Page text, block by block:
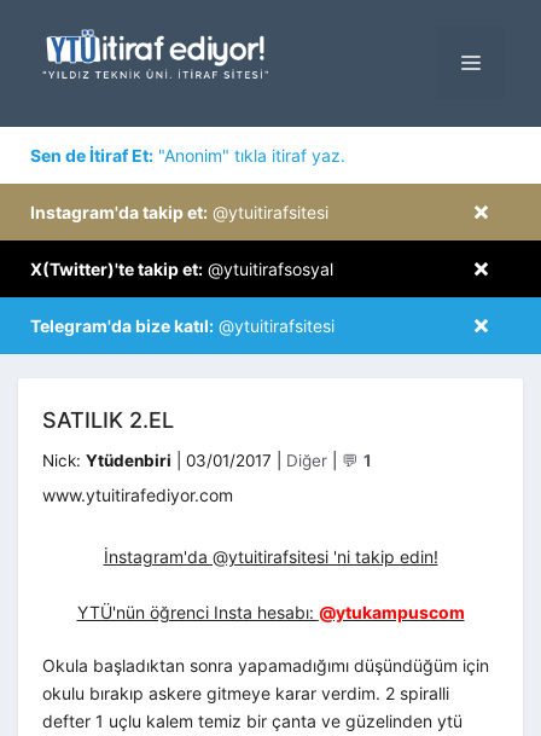
MENÜ
Sen de İtiraf Et: "Anonim" tıkla itiraf yaz.
×
Instagram'da takip et: @ytuitirafsitesi
×
X(Twitter)'te takip et: @ytuitirafsosyal
×
Telegram'da bize katıl: @ytuitirafsitesi
SATILIK 2.EL
Nick: Ytüdenbiri 03/01/2017 Kategoriler
Diğer 💬 1
www.ytuitirafediyor.com
İnstagram'da @ytuitirafsitesi 'ni takip edin!
YTÜ'nün öğrenci Insta hesabı: @ytukampuscom
Okula başladıktan sonra yapamadığımı düşündüğüm için
okulu bırakıp askere gitmeye karar verdim. 2 spiralli
defter 1 uçlu kalem temiz bir çanta ve güzelinden ytü